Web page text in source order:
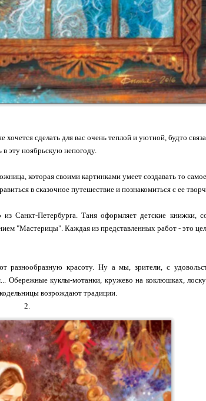
сделать для вас очень теплой и уютной, будто
в эту ноябрьскую непогоду.
которая своими картинками умеет создавать то
в сказочное путешествие и познакомиться с ее
Петербурга. Таня оформляет детские книжки,
"Мастерицы". Каждая из представленных работ - это
разнообразную красоту. Ну а мы, зрители, с
куклы-мотанки, кружево на коклюшках,
возрождают традиции.
2.